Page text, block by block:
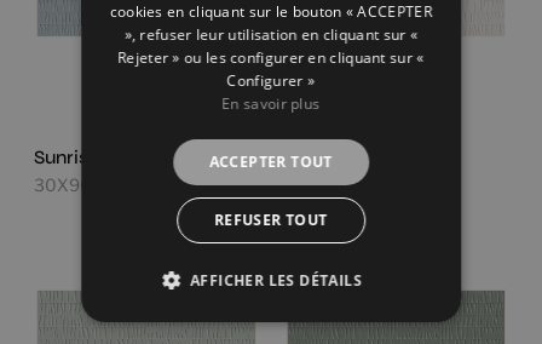
Sunrise Lavanda
30X90
Sunrise Natural
30X90
cookies en cliquant sur le bouton « ACCEPTER
», refuser leur utilisation en cliquant sur «
Rejeter » ou les configurer en cliquant sur «
Configurer »
En savoir plus
ACCEPTER TOUT
REFUSER TOUT
AFFICHER LES DÉTAILS